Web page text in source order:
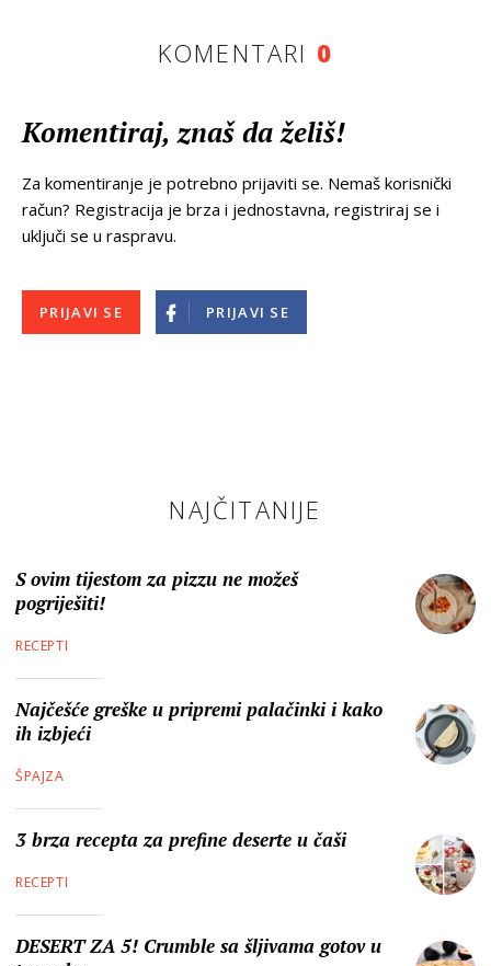
KOMENTARI 0
Komentiraj, znaš da želiš!
Za komentiranje je potrebno prijaviti se. Nemaš korisnički
račun? Registracija je brza i jednostavna, registriraj se i
uključi se u raspravu.
PRIJAVI SE PRIJAVI SE
NAJČITANIJE
S ovim tijestom za pizzu ne možeš
pogriješiti!
RECEPTI
Najčešće greške u pripremi palačinki i kako
ih izbjeći
ŠPAJZA
3 brza recepta za prefine deserte u čaši
RECEPTI
DESERT ZA 5! Crumble sa šljivama gotov u